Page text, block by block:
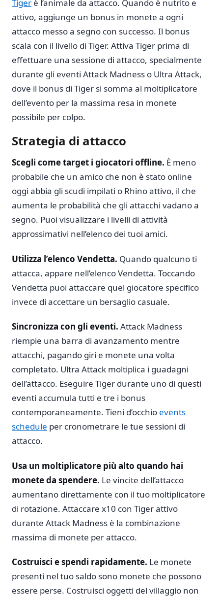
Tiger è l’animale da attacco. Quando è nutrito e
attivo, aggiunge un bonus in monete a ogni
attacco messo a segno con successo. Il bonus
scala con il livello di Tiger. Attiva Tiger prima di
effettuare una sessione di attacco, specialmente
durante gli eventi Attack Madness o Ultra Attack,
dove il bonus di Tiger si somma al moltiplicatore
dell’evento per la massima resa in monete
possibile per colpo.
Strategia di attacco
Scegli come target i giocatori offline. È meno
probabile che un amico che non è stato online
oggi abbia gli scudi impilati o Rhino attivo, il che
aumenta le probabilità che gli attacchi vadano a
segno. Puoi visualizzare i livelli di attività
approssimativi nell’elenco dei tuoi amici.
Utilizza l’elenco Vendetta. Quando qualcuno ti
attacca, appare nell’elenco Vendetta. Toccando
Vendetta puoi attaccare quel giocatore specifico
invece di accettare un bersaglio casuale.
Sincronizza con gli eventi. Attack Madness
riempie una barra di avanzamento mentre
attacchi, pagando giri e monete una volta
completato. Ultra Attack moltiplica i guadagni
dell’attacco. Eseguire Tiger durante uno di questi
eventi accumula tutti e tre i bonus
contemporaneamente. Tieni d’occhio events
schedule per cronometrare le tue sessioni di
attacco.
Usa un moltiplicatore più alto quando hai
monete da spendere. Le vincite dell’attacco
aumentano direttamente con il tuo moltiplicatore
di rotazione. Attaccare x10 con Tiger attivo
durante Attack Madness è la combinazione
massima di monete per attacco.
Costruisci e spendi rapidamente. Le monete
presenti nel tuo saldo sono monete che possono
essere perse. Costruisci oggetti del villaggio non